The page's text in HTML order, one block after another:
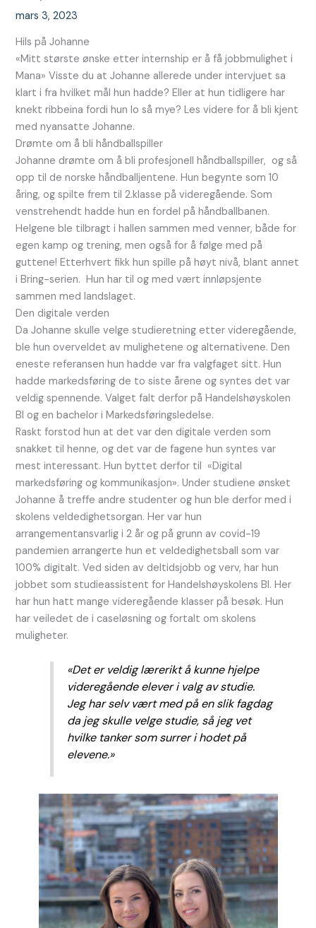
mars 3, 2023
Hils på Johanne
«Mitt største ønske etter internship er å få jobbmulighet i
Mana» Visste du at Johanne allerede under intervjuet sa
klart i fra hvilket mål hun hadde? Eller at hun tidligere har
knekt ribbeina fordi hun lo så mye? Les videre for å bli kjent
med nyansatte Johanne.
Drømte om å bli håndballspiller
Johanne drømte om å bli profesjonell håndballspiller, og så
opp til de norske håndballjentene. Hun begynte som 10
åring, og spilte frem til 2.klasse på videregående. Som
venstrehendt hadde hun en fordel på håndballbanen.
Helgene ble tilbragt i hallen sammen med venner, både for
egen kamp og trening, men også for å følge med på
guttene! Etterhvert fikk hun spille på høyt nivå, blant annet
i Bring-serien. Hun har til og med vært innløpsjente
sammen med landslaget.
Den digitale verden
Da Johanne skulle velge studieretning etter videregående,
ble hun overveldet av mulighetene og alternativene. Den
eneste referansen hun hadde var fra valgfaget sitt. Hun
hadde markedsføring de to siste årene og syntes det var
veldig spennende. Valget falt derfor på Handelshøyskolen
BI og en bachelor i Markedsføringsledelse.
Raskt forstod hun at det var den digitale verden som
snakket til henne, og det var de fagene hun syntes var
mest interessant. Hun byttet derfor til «Digital
markedsføring og kommunikasjon». Under studiene ønsket
Johanne å treffe andre studenter og hun ble derfor med i
skolens veldedighetsorgan. Her var hun
arrangementansvarlig i 2 år og på grunn av covid-19
pandemien arrangerte hun et veldedighetsball som var
100% digitalt. Ved siden av deltidsjobb og verv, har hun
jobbet som studieassistent for Handelshøyskolens BI. Her
har hun hatt mange videregående klasser på besøk. Hun
har veiledet de i caseløsning og fortalt om skolens
muligheter.
«Det er veldig lærerikt å kunne hjelpe
videregående elever i valg av studie.
Jeg har selv vært med på en slik fagdag
da jeg skulle velge studie, så jeg vet
hvilke tanker som surrer i hodet på
elevene.»